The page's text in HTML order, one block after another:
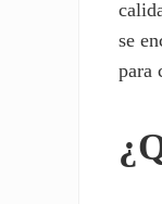
se
para